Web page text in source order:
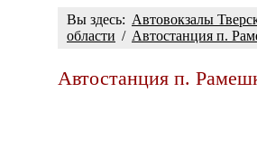
Вы здесь: Автовокзалы
области / Автостанция п.
Автостанция п.